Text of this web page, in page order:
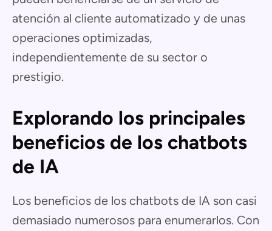
atención al cliente automatizado y de unas
operaciones optimizadas,
independientemente de su sector o
prestigio.
Explorando los principales
beneficios de los chatbots
de IA
Los beneficios de los chatbots de IA son casi
demasiado numerosos para enumerarlos. Con